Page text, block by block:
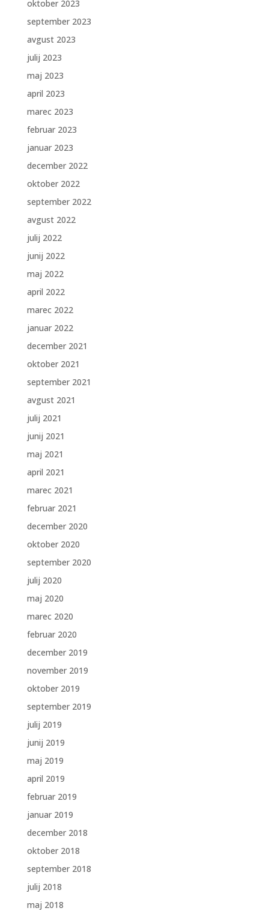
oktober 2023
september 2023
avgust 2023
julij 2023
maj 2023
april 2023
marec 2023
februar 2023
januar 2023
december 2022
oktober 2022
september 2022
avgust 2022
julij 2022
junij 2022
maj 2022
april 2022
marec 2022
januar 2022
december 2021
oktober 2021
september 2021
avgust 2021
julij 2021
junij 2021
maj 2021
april 2021
marec 2021
februar 2021
december 2020
oktober 2020
september 2020
julij 2020
maj 2020
marec 2020
februar 2020
december 2019
november 2019
oktober 2019
september 2019
julij 2019
junij 2019
maj 2019
april 2019
februar 2019
januar 2019
december 2018
oktober 2018
september 2018
julij 2018
maj 2018